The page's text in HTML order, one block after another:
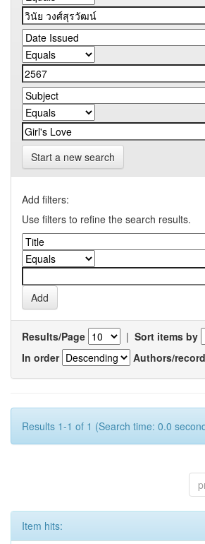
Start a new search
Add filters:
Use filters to refine the search results.
Results/Page | Sort items by
In order
Authors/record
Results 1-1 of 1 (Search time: 0.0
Item hits: